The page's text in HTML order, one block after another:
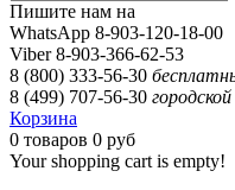
Пишите нам на
WhatsApp 8-903-120-18-00
Viber 8-903-366-62-53
8 (800) 333-56-30
8 (499) 707-56-30
Корзина
0 товаров 0 руб
Your shopping cart is empty!